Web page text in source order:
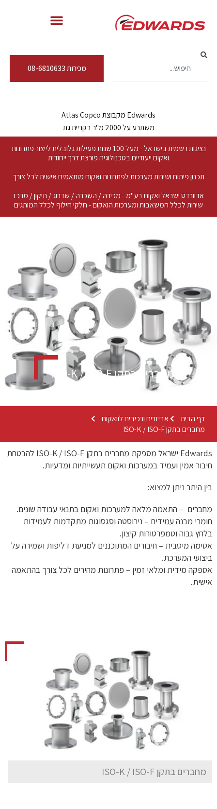
מכירות 08-6810633
Edwards מקבוצת Atlas Copco
משתרע על 2000 מ"ר בקריית גת
נציגות רשמית בישראל - מעל 100 שנות פעילות גלובלית לייצור פתרונות
ואקום ייעודיים בטכנולוגיה פורצת דרך ייחודית
תכנון פיתוח ושירות מערכות לפתרונות ואקום מותאמים אישית לכל צורך
אדוורדס ישראל ואקום בע"מ - מכירה / השכרה / שדרוג / תיקון / מרכז
שירות לכלל המשאבות ומערכות הואקום - חלקי חילוף לכלל המותגים
מחברים בתקן ISO-K / ISO-F
דף הבית
אביזרים ורכיבים לוואקום
מחברים בתקן ISO-K / ISO-F
Edwards ישראל מספקת מחברים בתקן ISO-K / ISO-F להבטחת
חיבור אמין ועמיד במערכות ואקום תעשייתיות ומדעיות.
בין היתר ניתן למצוא:
מחברים – התאמה מלאה למערכות ואקום בתנאי עבודה שונים.
חומרי מבנה עמידים – נירוסטה וסגסוגות מתקדמות לעמידות
בלחץ גבוה וטמפרטורות קיצון.
אטימה מיטבית – חיבורים המתוכננים למניעת דליפות ושמירה על
ביצועי המערכת.
אספקה מידית ומלאי זמין – פתרונות מהירים לכל צורך בהתאמה
אישית.
מחברים בתקן ISO-K / ISO-F